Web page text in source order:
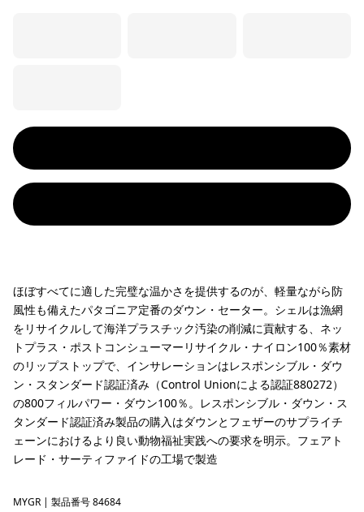
ほぼすべてに適した完璧な温かさを提供するのが、軽量ながら防
風性も備えたパタゴニア定番のダウン・セーター。シェルは漁網
をリサイクルして海洋プラスチック汚染の削減に貢献する、ネッ
トプラス・ポストコンシューマーリサイクル・ナイロン100％素材
のリップストップで、インサレーションはレスポンシブル・ダウ
ン・スタンダード認証済み（Control Unionによる認証880272）
の800フィルパワー・ダウン100％。レスポンシブル・ダウン・ス
タンダード認証済み製品の購入はダウンとフェザーのサプライチ
ェーンにおけるより良い動物福祉実践への要求を明示。フェアト
レード・サーティファイドの工場で製造
May Grey
MYGR | 製品番号 84684